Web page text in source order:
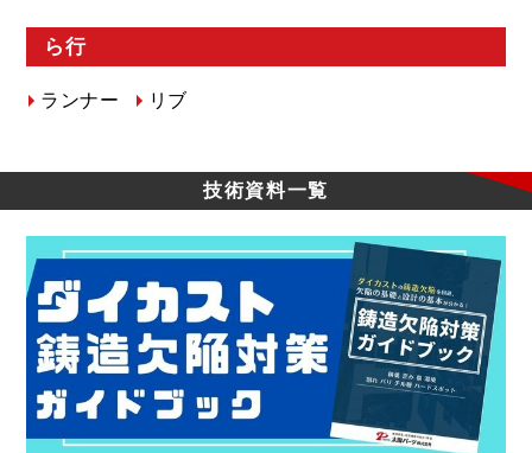
ら行
ランナー リブ
技術資料一覧